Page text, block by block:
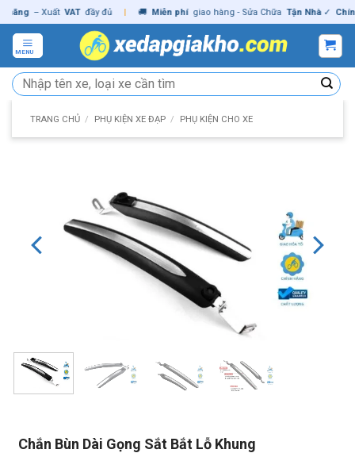
Skip
to
content
– Xuất VAT đầy đủ | 🚚 Miễn phí giao hàng - Sửa Chữa Tận Nhà ✓ Chính
MENU
Tìm
kiếm:
TRANG CHỦ / PHỤ KIỆN XE ĐẠP / PHỤ KIỆN CHO XE
Chắn Bùn Dài Gọng Sắt Bắt Lỗ Khung